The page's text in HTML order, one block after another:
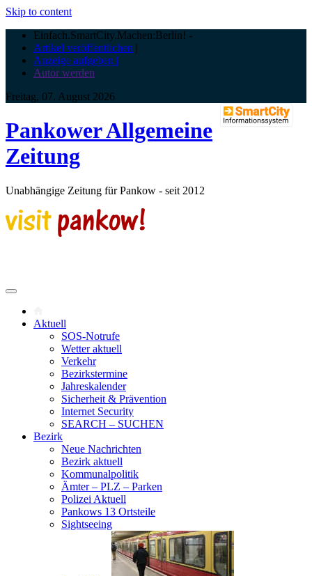
Skip to content
Einfach.SmartCity.Machen:Berlin! -
Artikel veröffentlichen |
Anzeige aufgeben |
Autor werden
Freitag, 07. August 2026
Pankower Allgemeine
Zeitung
Unabhängige Zeitung für Pankow - seit 2012
Aktuell
SOS-Notrufe
Wetter aktuell
Verkehr
Bezirkstermine
Jahreskalender
Sicherheit & Prävention
Internet Security
SEARCH – SUCHEN
Bezirk
Neue Nachrichten
Bezirk aktuell
Kommunalpolitik
Ämter – PLZ – Parken
Polizei Aktuell
Pankows 13 Ortsteile
Sightseeing